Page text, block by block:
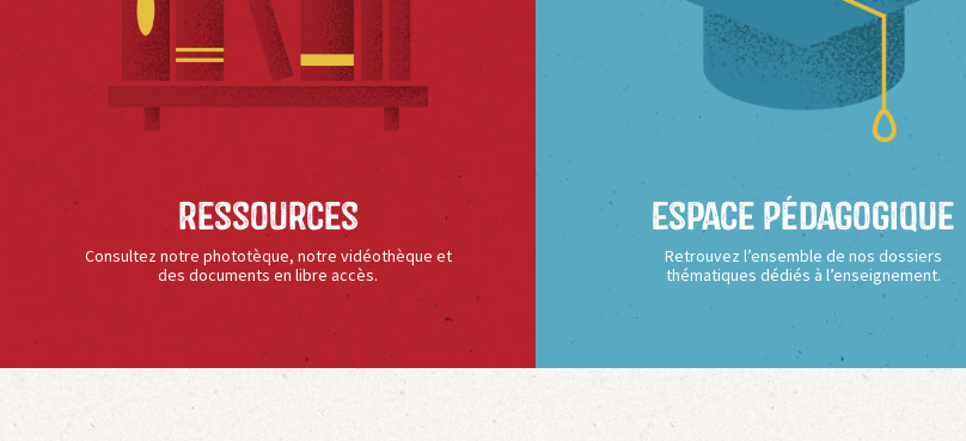
Ressources
Consultez notre phototèque, notre vidéothèque et
des documents en libre accès.
Espace Pédagogique
Retrouvez l’ensemble de nos dossiers
thématiques dédiés à l’enseignement.